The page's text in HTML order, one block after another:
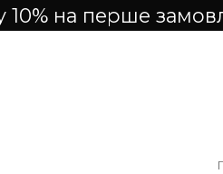
на перше